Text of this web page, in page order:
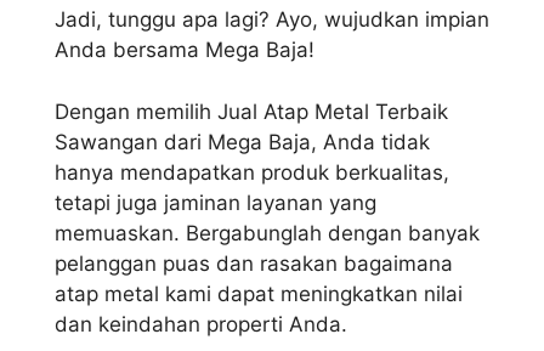
Jadi, tunggu apa lagi? Ayo, wujudkan impian
Anda bersama Mega Baja!
Dengan memilih Jual Atap Metal Terbaik
Sawangan dari Mega Baja, Anda tidak
hanya mendapatkan produk berkualitas,
tetapi juga jaminan layanan yang
memuaskan. Bergabunglah dengan banyak
pelanggan puas dan rasakan bagaimana
atap metal kami dapat meningkatkan nilai
dan keindahan properti Anda.